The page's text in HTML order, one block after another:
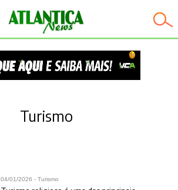
Turismo
04/01/2026 - Turismo